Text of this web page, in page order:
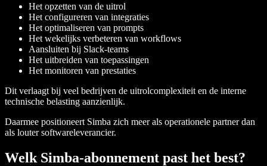
Het opzetten van de uitrol
Het configureren van integraties
Het optimaliseren van prompts
Het wekelijks verbeteren van workflows
Aansluiten bij Slack-teams
Het uitbreiden van toepassingen
Het monitoren van prestaties
Dit verlaagt bij veel bedrijven de uitrolcomplexiteit en de interne
technische belasting aanzienlijk.
Daarmee positioneert Simba zich meer als operationele partner dan
als louter softwareleverancier.
Welk Simba-abonnement past het best?